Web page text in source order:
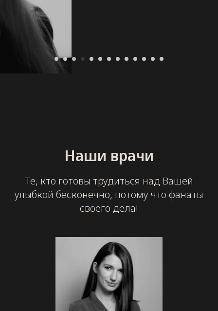
Наши врачи
Те, кто готовы трудиться над Вашей
улыбкой бесконечно, потому что фанаты
своего дела!